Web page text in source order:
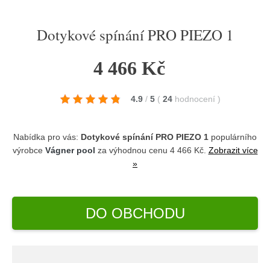
Dotykové spínání PRO PIEZO 1
4 466 Kč
4.9 / 5 ( 24 hodnocení )
Nabídka pro vás: Dotykové spínání PRO PIEZO 1 populárního
výrobce Vágner pool za výhodnou cenu 4 466 Kč. Zobrazit více
»
DO OBCHODU